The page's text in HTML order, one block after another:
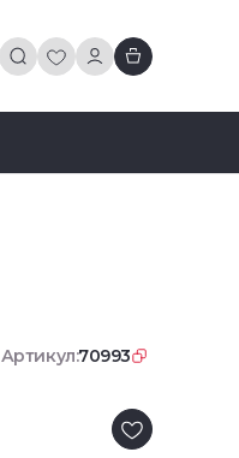
Артикул:70993